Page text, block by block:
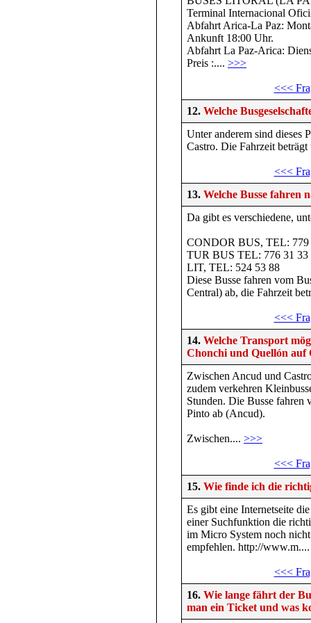
Terminal Internacional
Abfahrt Arica-La Paz:
Ankunft 18:00 Uhr.
Abfahrt La Paz-Arica:
Preis :.... >>>
<<<
12. Welche
Unter anderem sind dieses
Castro. Die Fahrzeit
<<<
13. Welche Busse fahren
Da gibt es verschiedene,
CONDOR BUS, TEL: 779
TUR BUS TEL: 776 31 33
LIT, TEL: 524 53 88
Diese Busse fahren vom
Central) ab, die Fahrzeit
<<<
14. Welche Transport
Chonchi und Quellón auf
Zwischen Ancud und
zudem verkehren
Stunden. Die Busse
Pinto ab (Ancud).
Zwischen.... >>>
<<<
15. Wie finde ich die
Es gibt eine Internetseite
einer Suchfunktion die
im Micro System noch
empfehlen. http://
<<<
16. Wie lange fährt der
man ein Ticket und was